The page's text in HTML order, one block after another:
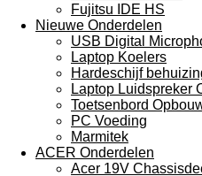
Fujitsu IDE HS
Nieuwe Onderdelen
USB Digital
Laptop Koelers
Hardeschijf
Laptop Luidspreker
Toetsenbord
PC Voeding
Marmitek
ACER Onderdelen
Acer 19V